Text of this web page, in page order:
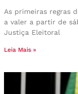
As primeiras regras
a valer a partir de
Justiça Eleitoral
Leia Mais »